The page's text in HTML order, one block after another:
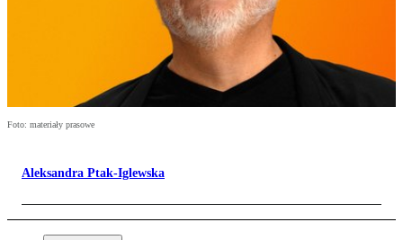
Foto: materiały prasowe
Aleksandra Ptak-Iglewska